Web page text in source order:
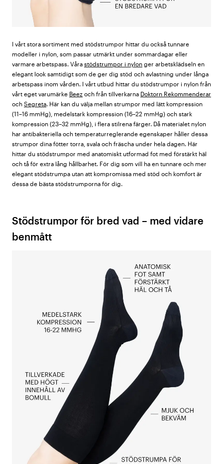
I vårt stora sortiment med stödstrumpor hittar du också tunnare
modeller i nylon, som passar utmärkt under sommardagar eller
varmare arbetspass. Våra stödstrumpor i nylon ger arbetsklädseln en
elegant look samtidigt som de ger dig stöd och avlastning under långa
arbetspass inom vården. I vårt utbud hittar du stödstrumpor i nylon från
vårt eget varumärke Beez och från tillverkarna Doktorn Rekommenderar
och Segreta. Här kan du välja mellan strumpor med lätt kompression
(11–16 mmHg), medelstark kompression (16–22 mmHg) och stark
kompression (23–32 mmHg), i flera stilrena färger. Då materialet nylon
har antibakteriella och temperaturreglerande egenskaper håller dessa
strumpor dina fötter torra, svala och fräscha under hela dagen. Här
hittar du stödstrumpor med anatomiskt utformad fot med förstärkt häl
och tå för extra lång hållbarhet. För dig som vill ha en tunnare och mer
elegant stödstrumpa utan att kompromissa med stöd och komfort är
dessa de bästa stödstrumporna för dig.
Stödstrumpor för bred vad – med vidare
benmått